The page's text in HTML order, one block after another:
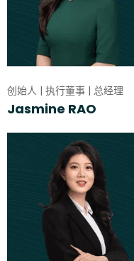
创始人 | 执行董事 | 总经理
Jasmine RAO